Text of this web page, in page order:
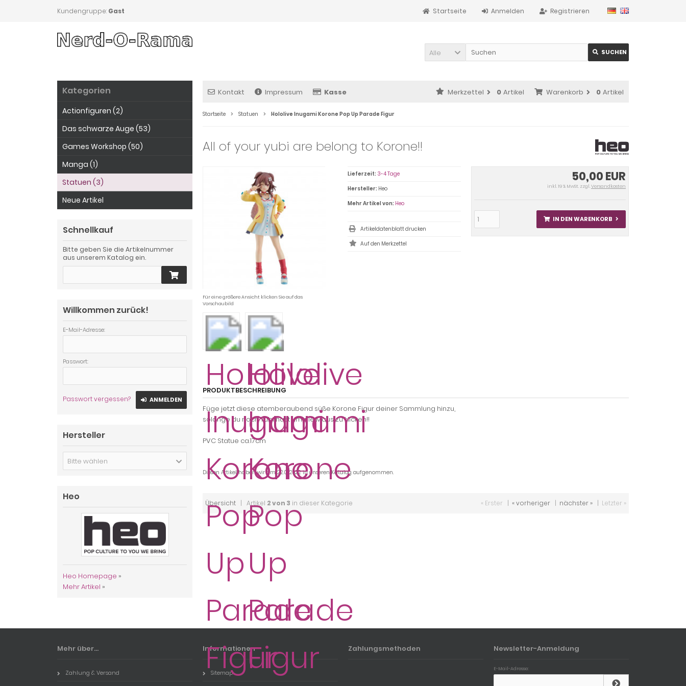
Kundengruppe: Gast Registrieren
Anmelden
Startseite
Alle SUCHEN
Kontakt Impressum Kasse Warenkorb 0 Artikel
Merkzettel 0 Artikel
Startseite Statuen Hololive Inugami Korone Pop Up Parade Figur
All of your yubi are belong to Korone!!
Für eine größere Ansicht klicken Sie auf das
Vorschaubild
50,00 EUR
inkl. 19 % MwSt. zzgl.Versandkosten
IN DEN WARENKORB
Lieferzeit: 3-4 Tage
Hersteller: Heo
Mehr Artikel von: Heo
Artikeldatenblatt drucken
PRODUKTBESCHREIBUNG
Füge jetzt diese atemberaubend süße Korone Figur deiner Sammlung hinzu,
solange du noch Yubi hast um die Maus zu klicken!!
PVC Statue ca.17cm
Diesen Artikel haben wir am 22.01.2022 in unseren Katalog aufgenommen.
Übersicht | Artikel 2 von 3 in dieser Kategorie « Erster | « vorheriger | nächster » | Letzter »
Kategorien
Actionfiguren (2)
Das schwarze Auge (53)
Games Workshop (50)
Manga (1)
Statuen (3)
Neue Artikel
Schnellkauf
Bitte geben Sie die Artikelnummer
aus unserem Katalog ein.
Willkommen zurück!
E-Mail-Adresse:
Passwort:
Passwort vergessen? ANMELDEN
Hersteller
Bitte wählen
Heo
Heo Homepage »
Mehr Artikel »
Mehr über...
Zahlung & Versand
Informationen
Sitemap
Zahlungsmethoden Newsletter-Anmeldung
E-Mail-Adresse: